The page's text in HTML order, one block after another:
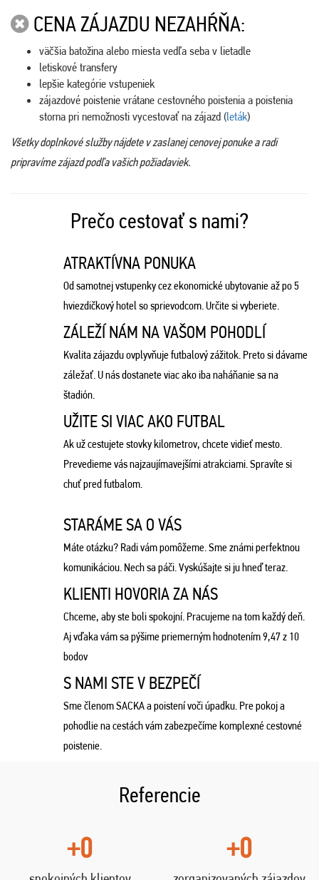
CENA ZÁJAZDU NEZAHŔŇA:
väčšia batožina alebo miesta vedľa seba v lietadle
letiskové transfery
lepšie kategórie vstupeniek
zájazdové poistenie vrátane cestovného poistenia a poistenia
storna pri nemožnosti vycestovať na zájazd (leták)
Všetky doplnkové služby nájdete v zaslanej cenovej ponuke a radi
pripravíme zájazd podľa vašich požiadaviek.
Prečo cestovať s nami?
ATRAKTÍVNA PONUKA
Od samotnej vstupenky cez ekonomické ubytovanie až po 5
hviezdičkový hotel so sprievodcom. Určite si vyberiete.
ZÁLEŽÍ NÁM NA VAŠOM POHODLÍ
Kvalita zájazdu ovplyvňuje futbalový zážitok. Preto si dávame
záležať. U nás dostanete viac ako iba naháňanie sa na
štadión.
UŽITE SI VIAC AKO FUTBAL
Ak už cestujete stovky kilometrov, chcete vidieť mesto.
Prevedieme vás najzaujímavejšími atrakciami. Spravíte si
chuť pred futbalom.
STARÁME SA O VÁS
Máte otázku? Radi vám pomôžeme. Sme známi perfektnou
komunikáciou. Nech sa páči. Vyskúšajte si ju hneď teraz.
KLIENTI HOVORIA ZA NÁS
Chceme, aby ste boli spokojní. Pracujeme na tom každý deň.
Aj vďaka vám sa pýšime priemerným hodnotením 9,47 z 10
bodov
S NAMI STE V BEZPEČÍ
Sme členom SACKA a poistení voči úpadku. Pre pokoj a
pohodlie na cestách vám zabezpečíme komplexné cestovné
poistenie.
Referencie
+0 +0